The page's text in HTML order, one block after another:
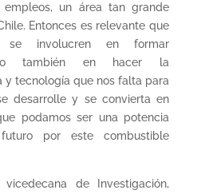
un área tan grande
Entonces es relevante que
se involucren en formar
también en hacer la
y tecnología que nos falta para
desarrolle y se convierta en
podamos ser una potencia
por este combustible
de Investigación,